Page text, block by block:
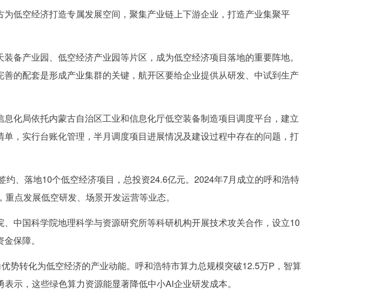
空经济打造专属发展空间，聚集产业链上下游企业，打造产业集聚平
产业园、低空经济产业园等片区，成为低空经济项目落地的重要阵地。
的配套是形成产业集群的关键，航开区要给企业提供从研发、中试到生产
局依托内蒙古自治区工业和信息化厅低空装备制造项目调度平台，建立
，实行台账化管理，半月调度项目进展情况及建设过程中存在的问题，打
、落地10个低空经济项目，总投资24.6亿元。2024年7月成立的呼和浩特
点发展低空研发、场景开发运营等业态。
国科学院地理科学与资源研究所等科研机构开展技术攻关合作，设立10
保障。
转化为低空经济的产业动能。呼和浩特市算力总规模突破12.5万P，智算
示，这些绿色算力资源能显著降低中小AI企业研发成本。